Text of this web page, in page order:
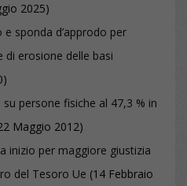
2025)
e sponda d’approdo per
erosione delle basi
persone fisiche al 47,3 % in
Maggio 2012)
inizio per maggiore giustizia
del Tesoro Ue (14 Febbraio